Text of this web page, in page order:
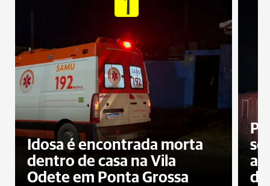
Idosa é encontrada morta
dentro de casa na Vila
Odete em Ponta Grossa
do